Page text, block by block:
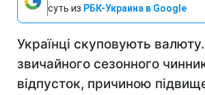
суть из РБК-Украина в Google
Українці скуповують
звичайного сезонного
відпусток, причиною